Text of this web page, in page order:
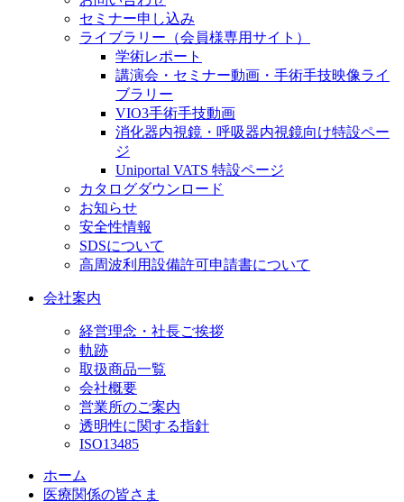
セミナー申し込み
ライブラリー（会員様専用サイト）
学術レポート
講演会・セミナー動画・手術手技映像ライ
ブラリー
VIO3手術手技動画
消化器内視鏡・呼吸器内視鏡向け特設ペー
ジ
Uniportal VATS 特設ページ
カタログダウンロード
お知らせ
安全性情報
SDSについて
高周波利用設備許可申請書について
会社案内
経営理念・社長ご挨拶
軌跡
取扱商品一覧
会社概要
営業所のご案内
透明性に関する指針
ISO13485
ホーム
医療関係の皆さま